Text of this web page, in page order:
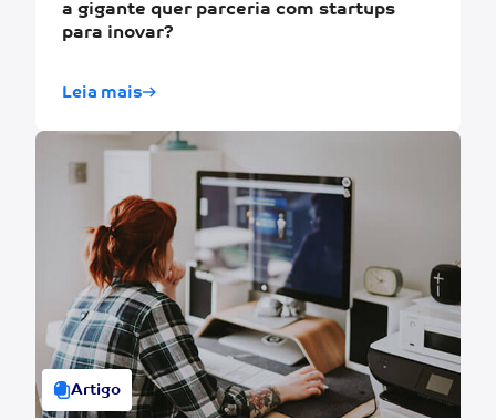
a gigante quer parceria com startups
para inovar?
Leia mais
Artigo